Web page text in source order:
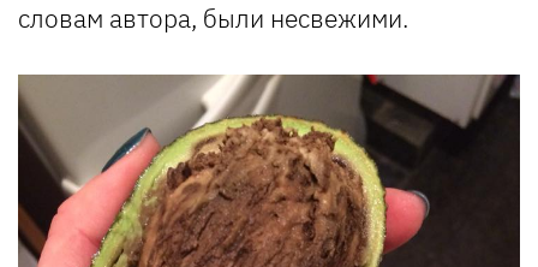
словам автора, были несвежими.